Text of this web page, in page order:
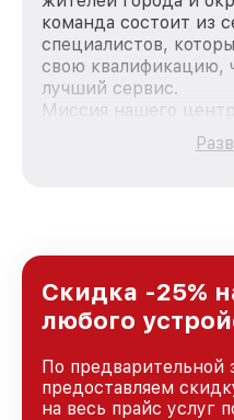
команда состоит из
специалистов,
свою квалификацию,
лучший сервис.
Миссия нашего
качественный и
каждого
Краснодаре,
доверия и
Скидка -25%
любого
По предварительной
предоставляем
на весь прайс услуг